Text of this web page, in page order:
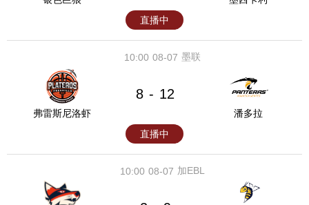
直播中
08-07
10:00 墨联
弗雷斯尼洛虾
8 - 12
潘多拉
直播中
08-07
10:00 加EBL